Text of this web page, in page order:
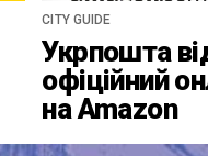
CITY GUIDE
Укрпошта
офіційний
на Amazon